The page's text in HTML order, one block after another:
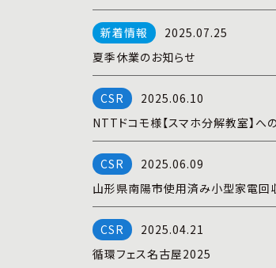
2025.07.25
夏季休業のお知らせ
2025.06.10
NTTドコモ様【スマホ分解教室】へ
2025.06.09
山形県南陽市使用済み小型家電回
2025.04.21
循環フェス名古屋2025